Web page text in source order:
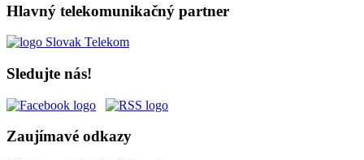
Hlavný telekomunikačný partner
Sledujte nás!
Zaujímavé odkazy